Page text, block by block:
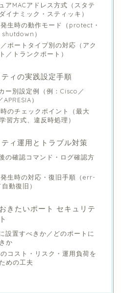
アMACアドレス方式（スタテ
イナミック・スティッキ）
生時の動作モード（protect・
）
ポートタイプ別の対応（アク
／トランクポート）
ィの実践設定手順
ー別設定例（例：Cisco／
）
のチェックポイント（最大
習方式、違反時処理）
ィ運用とトラブル対策
の確認コマンド・ログ確認方
生時の対応・復旧手順（err-
動復旧）
きたいポート セキュリテ
設置すべきか／どのポートに
か
コスト・リスク・運用負荷を
めの工夫